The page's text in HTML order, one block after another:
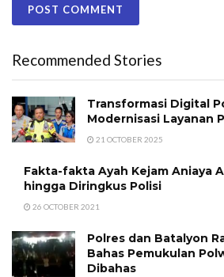
Recommended Stories
Transformasi Digital
Modernisasi Layanan
21 OCTOBER 2025
Fakta-fakta Ayah Kejam Aniaya
hingga Diringkus Polisi
26 OCTOBER 2021
Polres dan Batalyon
Bahas Pemukulan
Dibahas